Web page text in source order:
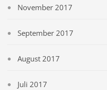
November 2017
September 2017
August 2017
Juli 2017